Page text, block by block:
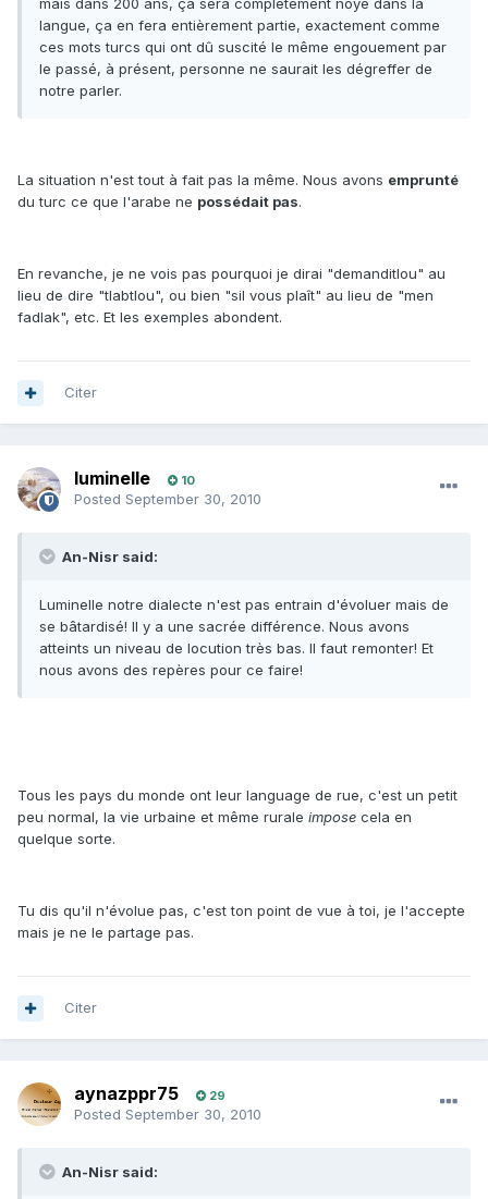
mais dans 200 ans, ça sera complètement noyé dans la
langue, ça en fera entièrement partie, exactement comme
ces mots turcs qui ont dû suscité le même engouement par
le passé, à présent, personne ne saurait les dégreffer de
notre parler.
La situation n'est tout à fait pas la même. Nous avons emprunté
du turc ce que l'arabe ne possédait pas.
En revanche, je ne vois pas pourquoi je dirai "demanditlou" au
lieu de dire "tlabtlou", ou bien "sil vous plaît" au lieu de "men
fadlak", etc. Et les exemples abondent.
Citer
luminelle 10
Posted September 30, 2010
An-Nisr said:
Luminelle notre dialecte n'est pas entrain d'évoluer mais de
se bâtardisé! Il y a une sacrée différence. Nous avons
atteints un niveau de locution très bas. Il faut remonter! Et
nous avons des repères pour ce faire!
Tous les pays du monde ont leur language de rue, c'est un petit
peu normal, la vie urbaine et même rurale impose cela en
quelque sorte.
Tu dis qu'il n'évolue pas, c'est ton point de vue à toi, je l'accepte
mais je ne le partage pas.
Citer
aynazppr75 29
Posted September 30, 2010
An-Nisr said: